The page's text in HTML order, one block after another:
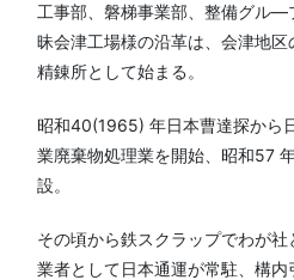
工事部、磐梯事業部、整備グル—
昧会津工場様の沿革は、会津地
精錬所として始まる。
昭和40(1965) 年日本曹達探から
業廃棄物処理業を開始、昭和57
設。
その頃から鉄スクラップでわが
業者として日本通運が常駐、構